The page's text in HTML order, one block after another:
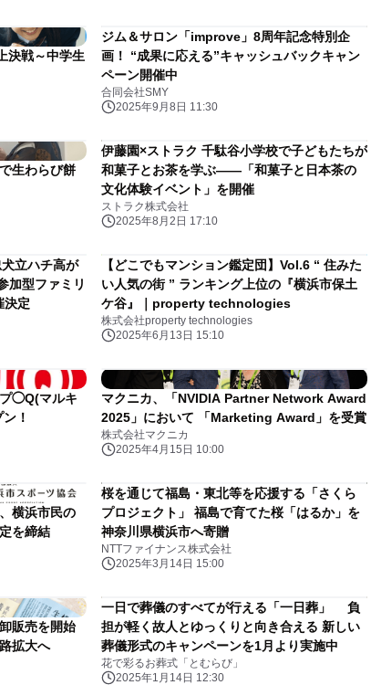
決戦～中学生
ジム＆サロン「improve」8周年記念特別企
画！ “成果に応える”キャッシュバックキャン
ペーン開催中
合同会社SMY
2025年9月8日 11:30
生わらび餅
伊藤園×ストラク 千駄谷小学校で子どもたちが
和菓子とお茶を学ぶ——「和菓子と日本茶の
文化体験イベント」を開催
ストラク株式会社
2025年8月2日 17:10
犬立ハチ高が
加型ファミリ
決定
【どこでもマンション鑑定団】Vol.6 “ 住みた
い人気の街 ” ランキング上位の『横浜市保土
ケ谷』｜property technologies
株式会社property technologies
2025年6月13日 15:10
◯Q(マルキ
！
マクニカ、「NVIDIA Partner Network Award
2025」において 「Marketing Award」を受賞
株式会社マクニカ
2025年4月15日 10:00
横浜市民の
を締結
桜を通じて福島・東北等を応援する「さくら
プロジェクト」 福島で育てた桜「はるか」を
神奈川県横浜市へ寄贈
NTTファイナンス株式会社
2025年3月14日 15:00
販売を開始
拡大へ
一日で葬儀のすべてが行える「一日葬」 負
担が軽く故人とゆっくりと向き合える 新しい
葬儀形式のキャンペーンを1月より実施中
花で彩るお葬式「とむらび」
2025年1月14日 12:30